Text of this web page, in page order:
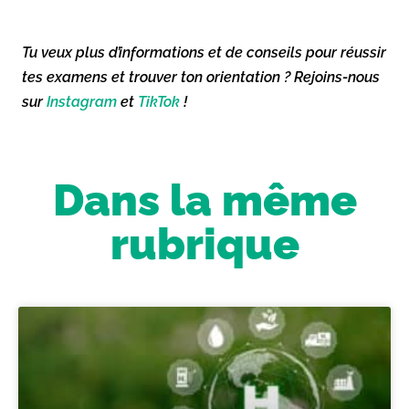
Tu veux plus d’informations et de conseils pour réussir
tes examens et trouver ton orientation ? Rejoins-nous
surInstagram et TikTok !
Dans la même
rubrique